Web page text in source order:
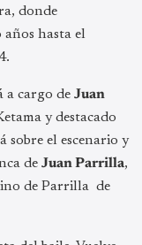
donde
hasta el
a cargo de Juan
y destacado
sobre el escenario y
de Juan Parrilla,
de Parrilla de